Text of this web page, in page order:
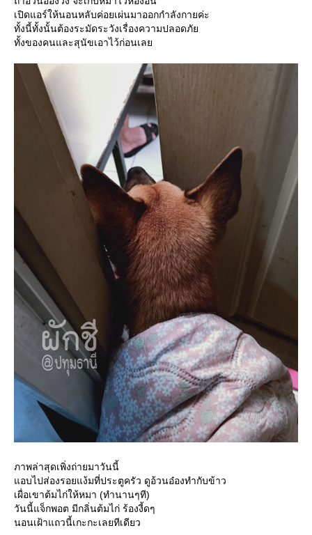
เปิดแอร์ให้นอนหลับค่อยเผ่นมาออกกำลังกายค่ะ
ทั้งนี้ทั้งนั้นต้องระมัดระวังเรื่องความปลอดภั
ทั้งของคนและสุนัขเอาไว้ก่อนเล
ภาพล่าสุดเพิ่งถ่ายมาวันนี้
อบไปส่องรอยแง้มที่ประตูครัว ดูอ้วนอ๋องทำกับข้าว
เผื่อเขาต้มไก่ให้หมา (ทำนานๆที)
วันนี้แจ็กพอต มีกลิ่นต้มไก่ ร้องงี้ดๆ
นอนเฝ้าแถวนี้เกะกะเลยทีเดียว